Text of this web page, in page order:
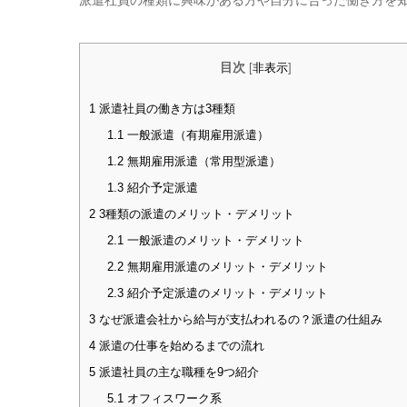
目次 非表示
1 派遣社員の働き方は3種類
1.1 一般派遣（有期雇用派遣）
1.2無期雇用派遣（常用型派遣）
1.3紹介予定派遣
2 3種類の派遣のメリット・デメリット
2.1 一般派遣のメリット・デメリット
2.2無期雇用派遣のメリット・デメリット
2.3紹介予定派遣のメリット・デメリット
3 なぜ派遣会社から給与が支払われるの？派遣の仕組み
4 派遣の仕事を始めるまでの流れ
5 派遣社員の主な職種を9つ紹介
5.1 オフィスワーク系